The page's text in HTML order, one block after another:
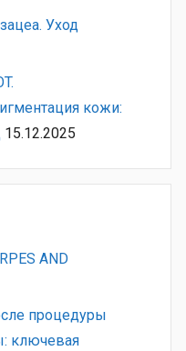
Уход
кожи:
15.12.2025
AND
процедуры
ключевая